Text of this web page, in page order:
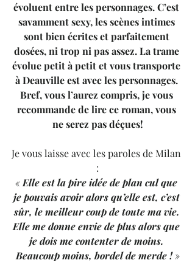
évoluent entre les personnages. C’est
savamment sexy, les scènes intimes
sont bien écrites et parfaitement
dosées, ni trop ni pas assez. La trame
évolue petit à petit et vous transporte
à Deauville est avec les personnages.
Bref, vous l’aurez compris, je vous
recommande de lire ce roman, vous
ne serez pas déçues!
Je vous laisse avec les paroles de Milan
:
« Elle est la pire idée de plan cul que
je pouvais avoir alors qu’elle est, c’est
sûr, le meilleur coup de toute ma vie.
Elle me donne envie de plus alors que
je dois me contenter de moins.
Beaucoup moins, bordel de merde ! »